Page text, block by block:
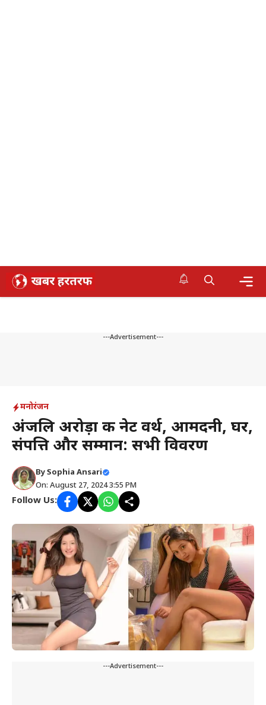
Skip
---Advertisement---
मनोरंजन
अंजलि अरोड़ा की नेट वर्थ, आमदनी, घर,
संपत्ति और सम्मान: सभी विवरण
BySophia Ansari
On: August 27, 2024 3:55 PM
Follow Us:
---Advertisement---